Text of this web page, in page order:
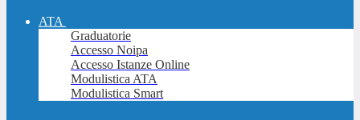
ATA
Graduatorie
Accesso Noipa
Accesso Istanze Online
Modulistica ATA
Modulistica Smart